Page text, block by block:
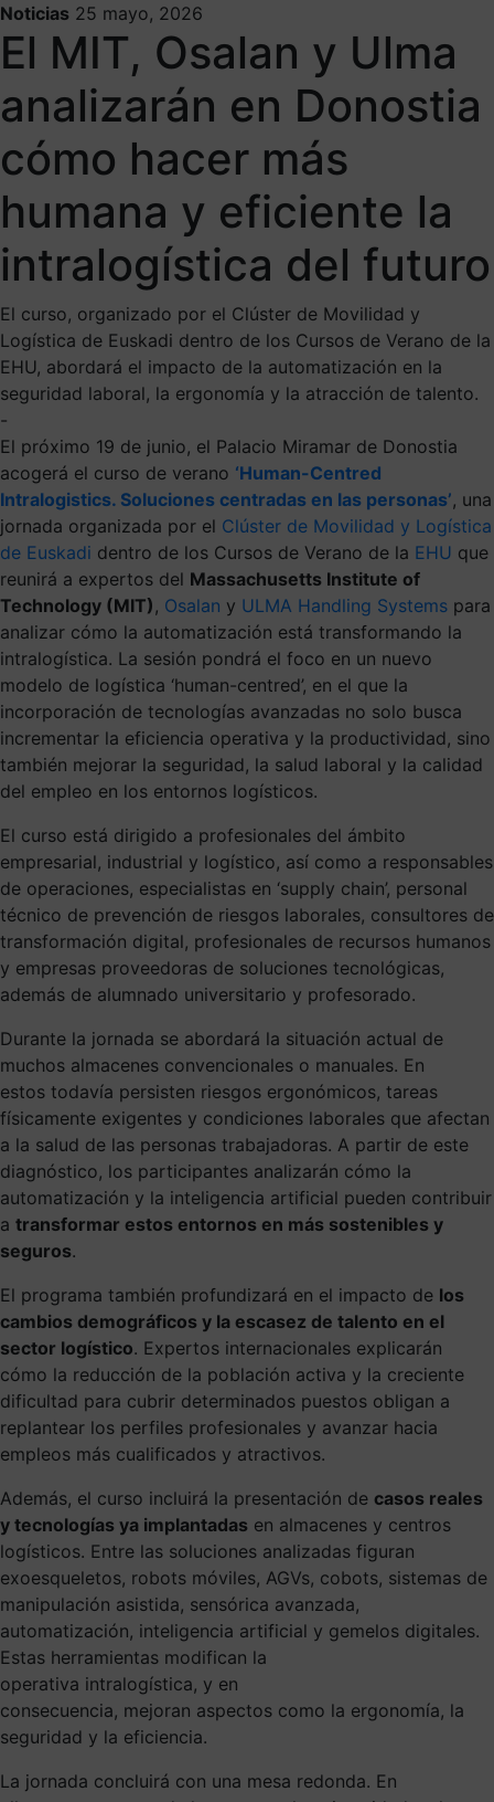
Noticias 25 mayo, 2026
El MIT, Osalan y Ulma
analizarán en Donostia
cómo hacer más
humana y eficiente la
intralogística del futuro
El curso, organizado por el Clúster de Movilidad y
Logística de Euskadi dentro de los Cursos de Verano de la
EHU, abordará el impacto de la automatización en la
seguridad laboral, la ergonomía y la atracción de talento.
-
El próximo 19 de junio, el Palacio Miramar de Donostia
acogerá el curso de verano ‘Human-Centred
Intralogistics. Soluciones centradas en las personas’, una
jornada organizada por el Clúster de Movilidad y Logística
de Euskadi dentro de los Cursos de Verano de la EHU que
reunirá a expertos del Massachusetts Institute of
Technology (MIT) , Osalan y ULMA Handling Systems para
analizar cómo la automatización está transformando la
intralogística. La sesión pondrá el foco en un nuevo
modelo de logística ‘human-centred’, en el que la
incorporación de tecnologías avanzadas no solo busca
incrementar la eficiencia operativa y la productividad, sino
también mejorar la seguridad, la salud laboral y la calidad
del empleo en los entornos logísticos.
El curso está dirigido a profesionales del ámbito
empresarial, industrial y logístico, así como a responsables
de operaciones, especialistas en ‘supply chain’, personal
técnico de prevención de riesgos laborales, consultores de
transformación digital, profesionales de recursos humanos
y empresas proveedoras de soluciones tecnológicas,
además de alumnado universitario y profesorado.
Durante la jornada se abordará la situación actual de
muchos almacenes convencionales o manuales. En
estos todavía persisten riesgos ergonómicos, tareas
físicamente exigentes y condiciones laborales que afectan
a la salud de las personas trabajadoras. A partir de este
diagnóstico, los participantes analizarán cómo la
automatización y la inteligencia artificial pueden contribuir
a transformar estos entornos en más sostenibles y
seguros.
El programa también profundizará en el impacto de los
cambios demográficos y la escasez de talento en el
sector logístico. Expertos internacionales explicarán
cómo la reducción de la población activa y la creciente
dificultad para cubrir determinados puestos obligan a
replantear los perfiles profesionales y avanzar hacia
empleos más cualificados y atractivos.
Además, el curso incluirá la presentación de casos reales
y tecnologías ya implantadas en almacenes y centros
logísticos. Entre las soluciones analizadas figuran
exoesqueletos, robots móviles, AGVs, cobots, sistemas de
manipulación asistida, sensórica avanzada,
automatización, inteligencia artificial y gemelos digitales.
Estas herramientas modifican la
operativa intralogística, y en
consecuencia, mejoran aspectos como la ergonomía, la
seguridad y la eficiencia.
La jornada concluirá con una mesa redonda. En